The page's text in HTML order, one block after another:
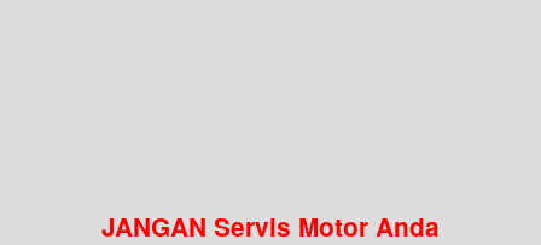
JANGAN Servis Motor Anda